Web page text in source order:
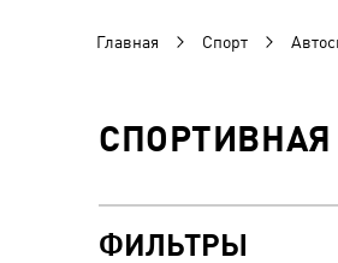
Главная Спорт
ФИЛЬТРЫ